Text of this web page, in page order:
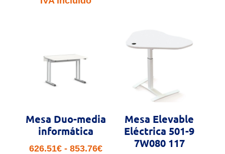
Mesa Duo-media
informática
626.51€ - 853.76€Rango
Mesa Elevable
Eléctrica 501-9
7W080 117